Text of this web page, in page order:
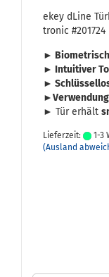
ekey dLine
tro­nic #201724
►
► In­tui­ti­ver
►
►Ver­wen­dung
► Tür er­hält
Lieferzeit:
1-3
(Ausland